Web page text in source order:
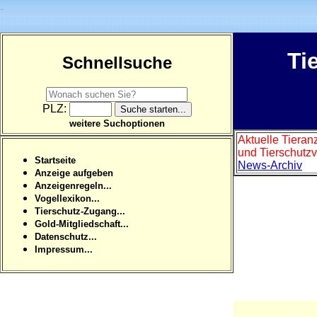
Schnellsuche
PLZ:
weitere Suchoptionen
Startseite
Anzeige aufgeben
Anzeigenregeln...
Vogellexikon...
Tierschutz-Zugang...
Gold-Mitgliedschaft...
Datenschutz...
Impressum...
Aktuelle
und
News-Archiv